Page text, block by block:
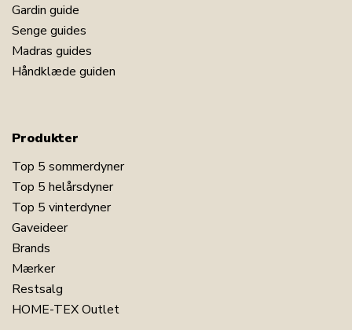
Gardin guide
Senge guides
Madras guides
Håndklæde guiden
Produkter
Top 5 sommerdyner
Top 5 helårsdyner
Top 5 vinterdyner
Gaveideer
Brands
Mærker
Restsalg
HOME-TEX Outlet